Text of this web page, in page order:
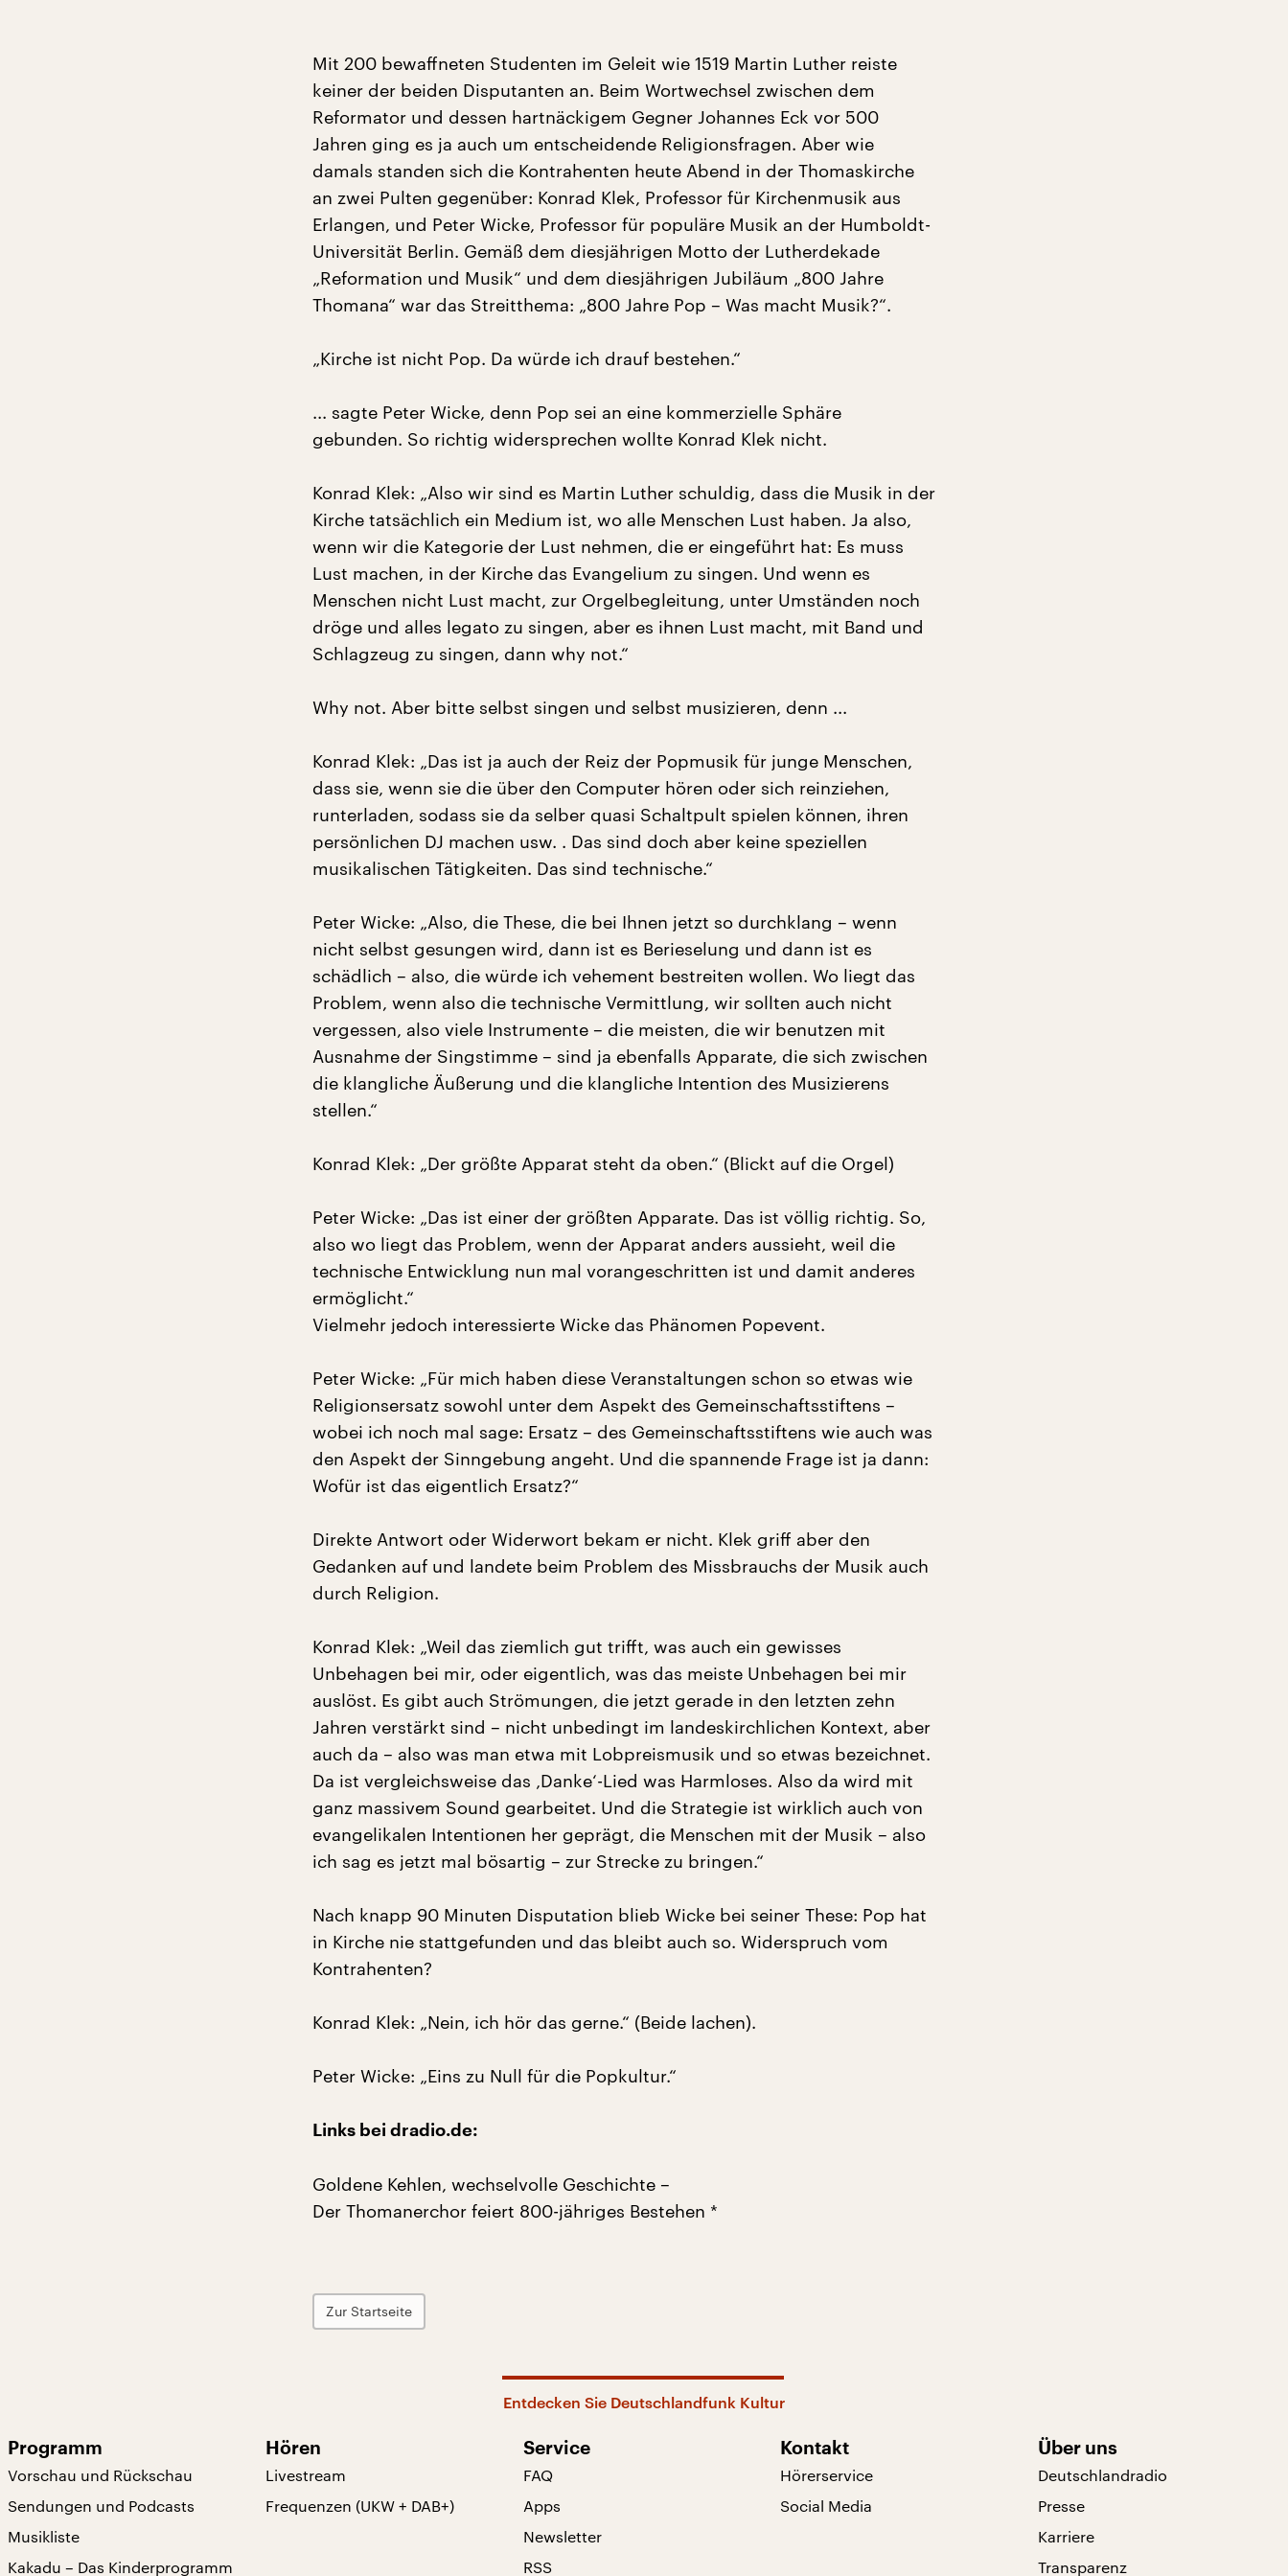
Mit 200 bewaffneten Studenten im Geleit wie 1519 Martin Luther reiste
keiner der beiden Disputanten an. Beim Wortwechsel zwischen dem
Reformator und dessen hartnäckigem Gegner Johannes Eck vor 500
Jahren ging es ja auch um entscheidende Religionsfragen. Aber wie
damals standen sich die Kontrahenten heute Abend in der Thomaskirche
an zwei Pulten gegenüber: Konrad Klek, Professor für Kirchenmusik aus
Erlangen, und Peter Wicke, Professor für populäre Musik an der Humboldt-
Universität Berlin. Gemäß dem diesjährigen Motto der Lutherdekade
„Reformation und Musik“ und dem diesjährigen Jubiläum „800 Jahre
Thomana“ war das Streitthema: „800 Jahre Pop – Was macht Musik?“.
„Kirche ist nicht Pop. Da würde ich drauf bestehen.“
... sagte Peter Wicke, denn Pop sei an eine kommerzielle Sphäre
gebunden. So richtig widersprechen wollte Konrad Klek nicht.
Konrad Klek: „Also wir sind es Martin Luther schuldig, dass die Musik in der
Kirche tatsächlich ein Medium ist, wo alle Menschen Lust haben. Ja also,
wenn wir die Kategorie der Lust nehmen, die er eingeführt hat: Es muss
Lust machen, in der Kirche das Evangelium zu singen. Und wenn es
Menschen nicht Lust macht, zur Orgelbegleitung, unter Umständen noch
dröge und alles legato zu singen, aber es ihnen Lust macht, mit Band und
Schlagzeug zu singen, dann why not.“
Why not. Aber bitte selbst singen und selbst musizieren, denn ...
Konrad Klek: „Das ist ja auch der Reiz der Popmusik für junge Menschen,
dass sie, wenn sie die über den Computer hören oder sich reinziehen,
runterladen, sodass sie da selber quasi Schaltpult spielen können, ihren
persönlichen DJ machen usw. . Das sind doch aber keine speziellen
musikalischen Tätigkeiten. Das sind technische.“
Peter Wicke: „Also, die These, die bei Ihnen jetzt so durchklang – wenn
nicht selbst gesungen wird, dann ist es Berieselung und dann ist es
schädlich – also, die würde ich vehement bestreiten wollen. Wo liegt das
Problem, wenn also die technische Vermittlung, wir sollten auch nicht
vergessen, also viele Instrumente – die meisten, die wir benutzen mit
Ausnahme der Singstimme – sind ja ebenfalls Apparate, die sich zwischen
die klangliche Äußerung und die klangliche Intention des Musizierens
stellen.“
Konrad Klek: „Der größte Apparat steht da oben.“ (Blickt auf die Orgel)
Peter Wicke: „Das ist einer der größten Apparate. Das ist völlig richtig. So,
also wo liegt das Problem, wenn der Apparat anders aussieht, weil die
technische Entwicklung nun mal vorangeschritten ist und damit anderes
ermöglicht.“
Vielmehr jedoch interessierte Wicke das Phänomen Popevent.
Peter Wicke: „Für mich haben diese Veranstaltungen schon so etwas wie
Religionsersatz sowohl unter dem Aspekt des Gemeinschaftsstiftens –
wobei ich noch mal sage: Ersatz – des Gemeinschaftsstiftens wie auch was
den Aspekt der Sinngebung angeht. Und die spannende Frage ist ja dann:
Wofür ist das eigentlich Ersatz?“
Direkte Antwort oder Widerwort bekam er nicht. Klek griff aber den
Gedanken auf und landete beim Problem des Missbrauchs der Musik auch
durch Religion.
Konrad Klek: „Weil das ziemlich gut trifft, was auch ein gewisses
Unbehagen bei mir, oder eigentlich, was das meiste Unbehagen bei mir
auslöst. Es gibt auch Strömungen, die jetzt gerade in den letzten zehn
Jahren verstärkt sind – nicht unbedingt im landeskirchlichen Kontext, aber
auch da – also was man etwa mit Lobpreismusik und so etwas bezeichnet.
Da ist vergleichsweise das ‚Danke‘-Lied was Harmloses. Also da wird mit
ganz massivem Sound gearbeitet. Und die Strategie ist wirklich auch von
evangelikalen Intentionen her geprägt, die Menschen mit der Musik – also
ich sag es jetzt mal bösartig – zur Strecke zu bringen.“
Nach knapp 90 Minuten Disputation blieb Wicke bei seiner These: Pop hat
in Kirche nie stattgefunden und das bleibt auch so. Widerspruch vom
Kontrahenten?
Konrad Klek: „Nein, ich hör das gerne.“ (Beide lachen).
Peter Wicke: „Eins zu Null für die Popkultur.“
Links bei dradio.de:
Goldene Kehlen, wechselvolle Geschichte –
Der Thomanerchor feiert 800-jähriges Bestehen *
Zur Startseite
Entdecken Sie Deutschlandfunk Kultur
Programm
Vorschau und Rückschau
Sendungen und Podcasts
Musikliste
Kakadu – Das Kinderprogramm
Hören
Livestream
Frequenzen (UKW + DAB+)
Service
FAQ
Apps
Newsletter
RSS
Kontakt
Hörerservice
Social Media
Über uns
Deutschlandradio
Presse
Karriere
Transparenz